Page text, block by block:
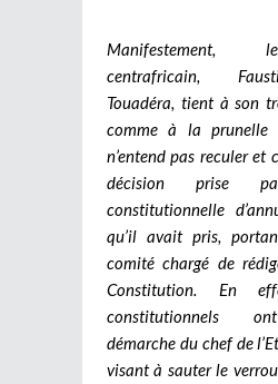
Manifestement,
centrafricain,
Touadéra, tient à son
comme à la prunelle
n’entend pas reculer et
décision prise
constitutionnelle
qu’il avait pris,
comité chargé de
Constitution. En
constitutionnels
démarche du chef de
visant à sauter le